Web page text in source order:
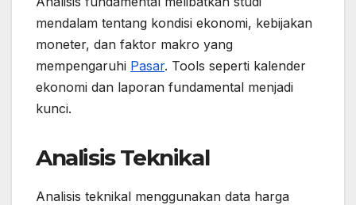
mendalam tentang kondisi ekonomi, kebijakan
moneter, dan faktor makro yang
mempengaruhi Pasar. Tools seperti kalender
ekonomi dan laporan fundamental menjadi
kunci.
Analisis Teknikal
Analisis teknikal menggunakan data harga